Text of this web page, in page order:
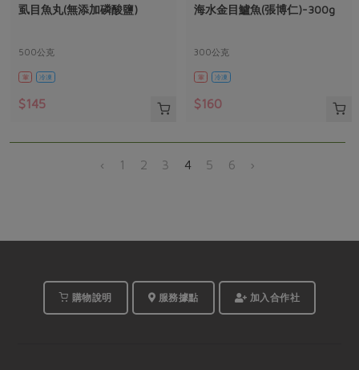
虱目魚丸(無添加磷酸鹽)
500公克
葷 冷凍
$145
海水金目鱸魚(張博仁)-300g
300公克
葷 冷凍
$160
‹ 1 2 3 4 5 6 ›
購物說明 服務據點 加入合作社